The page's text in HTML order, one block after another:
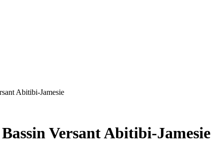
Abitibi-Jamesie
Versant Abitibi-Jamesie